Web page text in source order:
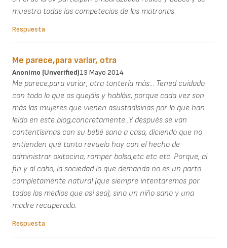
muestra todas las competecias de las matronas.
Respuesta
Me parece,para variar, otra
Anonimo (unverified)13 Mayo 2014
Me parece,para variar, otra tontería más... Tened cuidado
con todo lo que os quejáis y habláis, porque cada vez son
más las mujeres que vienen asustadísinas por lo que han
leído en este blog,concretamente...Y después se van
contentísimas con su bebé sano a casa, diciendo que no
entienden qué tanto revuelo hay con el hecho de
administrar oxitocina, romper bolsa,etc etc etc. Porque, al
fin y al cabo, la sociedad lo que demanda no es un parto
completamente natural (que siempre intentaremos por
todos los medios que así sea), sino un niño sano y una
madre recuperada.
Respuesta